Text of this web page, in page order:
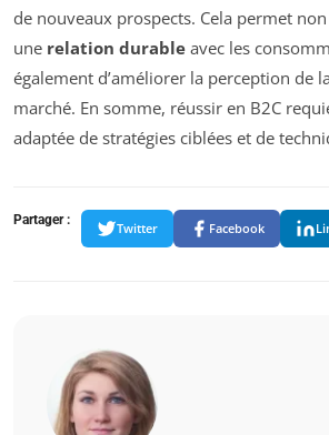
de nouveaux prospects. Cela permet
une relation durable avec les
également d’améliorer la perception de la
marché. En somme, réussir en B2C
adaptée de stratégies ciblées et de
Partager :
Twitter Facebook